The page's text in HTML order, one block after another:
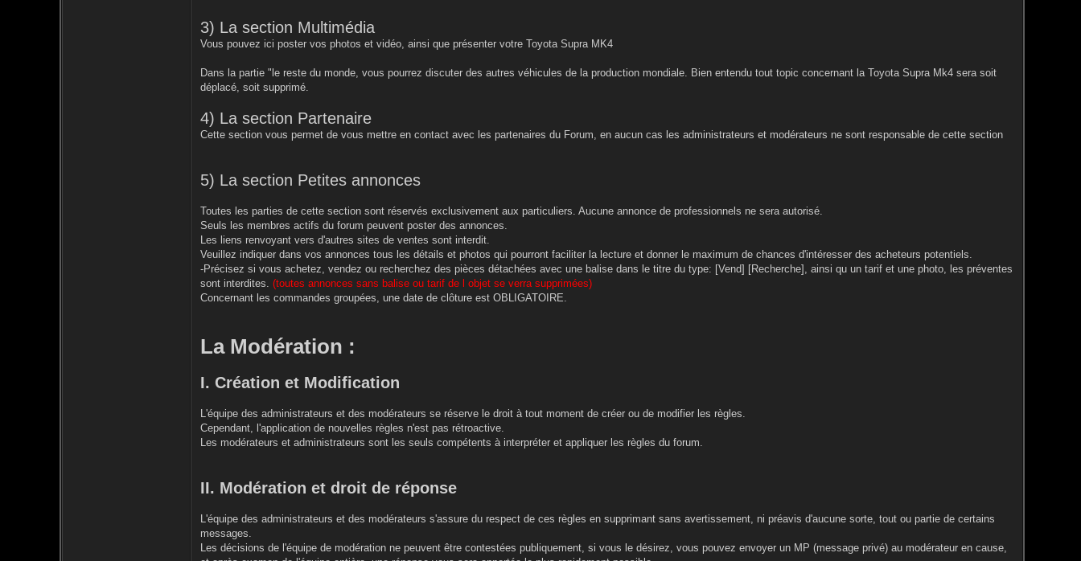
3) La section Multimédia
Vous pouvez ici poster vos photos et vidéo, ainsi que présenter votre Toyota Supra MK4
Dans la partie "le reste du monde, vous pourrez discuter des autres véhicules de la production mondiale. Bien entendu tout topic concernant la Toyota Supra Mk4 sera soit
déplacé, soit supprimé.
4) La section Partenaire
Cette section vous permet de vous mettre en contact avec les partenaires du Forum, en aucun cas les administrateurs et modérateurs ne sont responsable de cette section
5) La section Petites annonces
Toutes les parties de cette section sont réservés exclusivement aux particuliers. Aucune annonce de professionnels ne sera autorisé.
Seuls les membres actifs du forum peuvent poster des annonces.
Les liens renvoyant vers d'autres sites de ventes sont interdit.
Veuillez indiquer dans vos annonces tous les détails et photos qui pourront faciliter la lecture et donner le maximum de chances d'intéresser des acheteurs potentiels.
-Précisez si vous achetez, vendez ou recherchez des pièces détachées avec une balise dans le titre du type: [Vend] [Recherche], ainsi qu un tarif et une photo, les préventes
sont interdites. (toutes annonces sans balise ou tarif de l objet se verra supprimées)
Concernant les commandes groupées, une date de clôture est OBLIGATOIRE.
La Modération :
I. Création et Modification
L'équipe des administrateurs et des modérateurs se réserve le droit à tout moment de créer ou de modifier les règles.
Cependant, l'application de nouvelles règles n'est pas rétroactive.
Les modérateurs et administrateurs sont les seuls compétents à interpréter et appliquer les règles du forum.
II. Modération et droit de réponse
L'équipe des administrateurs et des modérateurs s'assure du respect de ces règles en supprimant sans avertissement, ni préavis d'aucune sorte, tout ou partie de certains
messages.
Les décisions de l'équipe de modération ne peuvent être contestées publiquement, si vous le désirez, vous pouvez envoyer un MP (message privé) au modérateur en cause,